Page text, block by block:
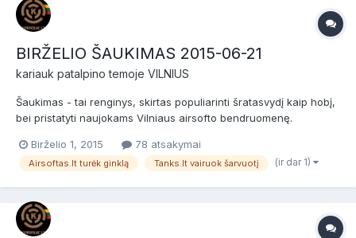
BIRŽELIO ŠAUKIMAS 2015-06-21
kariauk patalpino temoje VILNIUS
Šaukimas - tai renginys, skirtas populiarinti šratasvydį kaip hobį,
bei pristatyti naujokams Vilniaus airsofto bendruomenę.
žaidėjams bei airsofto komandoms. Prieš žaidimą bus NEMOKAMI
dviejų valandų baziniai kariniai mokymai, po jų žaidimas....
Birželio 1, 2015 78 atsakymai
Airsoftas.lt turėk ginklą Tanks.lt vairuok šarvuotį (ir dar 1)